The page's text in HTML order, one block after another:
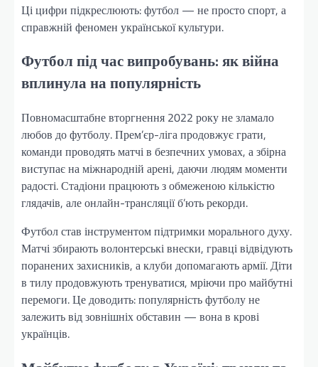
Ці цифри підкреслюють: футбол — не просто спорт, а
справжній феномен української культури.
Футбол під час випробувань: як війна
вплинула на популярність
Повномасштабне вторгнення 2022 року не зламало
любов до футболу. Прем’єр-ліга продовжує грати,
команди проводять матчі в безпечних умовах, а збірна
виступає на міжнародній арені, даючи людям моменти
радості. Стадіони працюють з обмеженою кількістю
глядачів, але онлайн-трансляції б’ють рекорди.
Футбол став інструментом підтримки морального духу.
Матчі збирають волонтерські внески, гравці відвідують
поранених захисників, а клуби допомагають армії. Діти
в тилу продовжують тренуватися, мріючи про майбутні
перемоги. Це доводить: популярність футболу не
залежить від зовнішніх обставин — вона в крові
українців.